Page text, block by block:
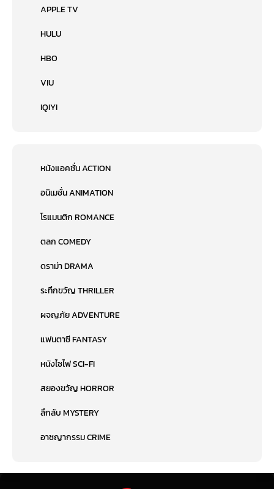
APPLE TV
HULU
HBO
VIU
IQIYI
หนังแอคชั่น ACTION
อนิเมชั่น ANIMATION
โรแมนติก ROMANCE
ตลก COMEDY
ดราม่า DRAMA
ระทึกขวัญ THRILLER
ผจญภัย ADVENTURE
แฟนตาซี FANTASY
หนังไซไฟ SCI-FI
สยองขวัญ HORROR
ลึกลับ MYSTERY
อาชญากรรม CRIME